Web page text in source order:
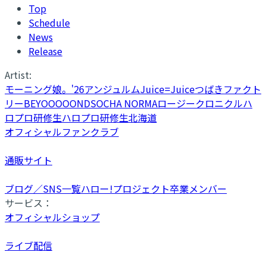
Top
Schedule
News
Release
Artist:
モーニング娘。'26アンジュルムJuice=Juiceつばきファクト
リーBEYOOOOONDSOCHA NORMAロージークロニクルハ
ロプロ研修生ハロプロ研修生北海道
オフィシャルファンクラブ
通販サイト
ブログ／SNS一覧ハロー!プロジェクト卒業メンバー
サービス：
オフィシャルショップ
ライブ配信